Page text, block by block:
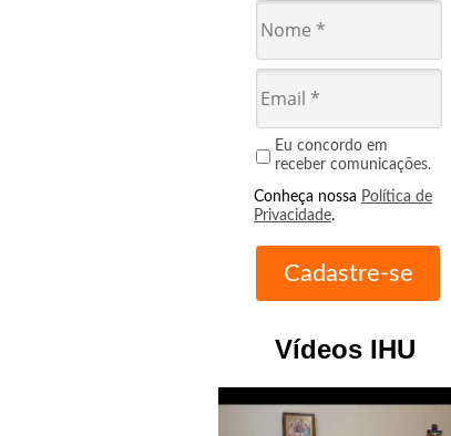
Eu concordo em
receber comunicações.
Conheça nossa Política de
Privacidade.
Vídeos IHU